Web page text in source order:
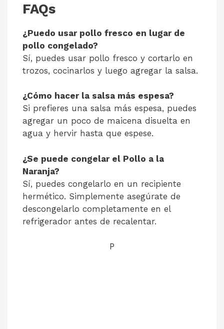
FAQs
¿Puedo usar pollo fresco en lugar de
pollo congelado?
Sí, puedes usar pollo fresco y cortarlo en
trozos, cocinarlos y luego agregar la salsa.
¿Cómo hacer la salsa más espesa?
Si prefieres una salsa más espesa, puedes
agregar un poco de maicena disuelta en
agua y hervir hasta que espese.
¿Se puede congelar el Pollo a la
Naranja?
Sí, puedes congelarlo en un recipiente
hermético. Simplemente asegúrate de
descongelarlo completamente en el
refrigerador antes de recalentar.
P